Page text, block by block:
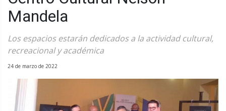
Mandela
Los espacios estarán dedicados a la actividad cultural,
recreacional y académica
24 de marzo de 2022